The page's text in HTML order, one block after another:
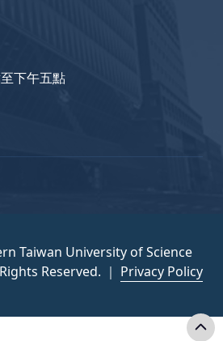
下午五點
Taiwan University of Science
Reserved. ｜ Privacy Policy